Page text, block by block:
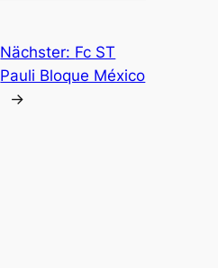
Nächster: Fc ST
Pauli Bloque México
→